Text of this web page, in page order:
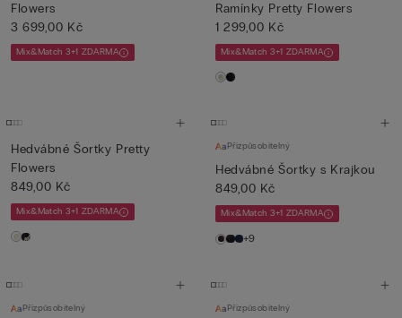
Flowers
3 699,00 Kč
Mix&Match 3+1 ZDARMA
Ramínky Pretty Flowers
1 299,00 Kč
Mix&Match 3+1 ZDARMA
Hedvábné Šortky Pretty
Flowers
849,00 Kč
Mix&Match 3+1 ZDARMA
Přizpůsobitelný
Hedvábné Šortky s Krajkou
849,00 Kč
Mix&Match 3+1 ZDARMA
+9
Přizpůsobitelný Přizpůsobitelný